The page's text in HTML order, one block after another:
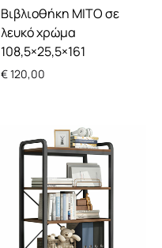
Βιβλιοθήκη MITO σε
λευκό χρώμα
108,5×25,5×161
€120,00